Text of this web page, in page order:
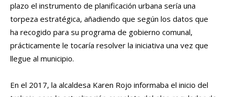
plazo el instrumento de planificación urbana sería una
torpeza estratégica, añadiendo que según los datos que
ha recogido para su programa de gobierno comunal,
prácticamente le tocaría resolver la iniciativa una vez que
llegue al municipio.
En el 2017, la alcaldesa Karen Rojo informaba el inicio del